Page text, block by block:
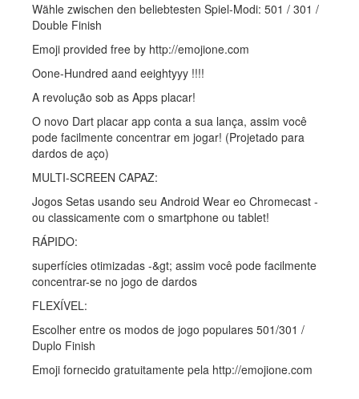
Wähle zwischen den beliebtesten Spiel-Modi: 501 / 301 /
Double Finish
Emoji provided free by http://emojione.com
Oone-Hundred aand eeightyyy !!!!
A revolução sob as Apps placar!
O novo Dart placar app conta a sua lança, assim você
pode facilmente concentrar em jogar! (Projetado para
dardos de aço)
MULTI-SCREEN CAPAZ:
Jogos Setas usando seu Android Wear eo Chromecast -
ou classicamente com o smartphone ou tablet!
RÁPIDO:
superfícies otimizadas -&gt; assim você pode facilmente
concentrar-se no jogo de dardos
FLEXÍVEL:
Escolher entre os modos de jogo populares 501/301 /
Duplo Finish
Emoji fornecido gratuitamente pela http://emojione.com